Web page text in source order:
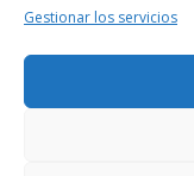
Gestionar los servicios